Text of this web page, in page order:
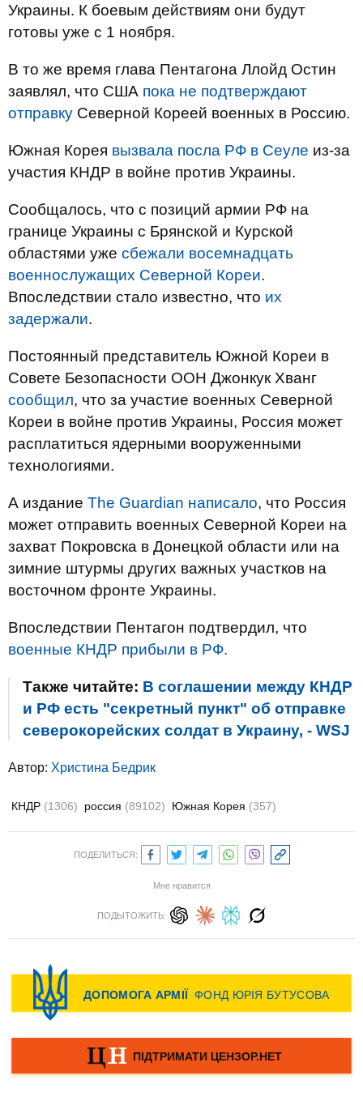
Украины. К боевым действиям они будут
готовы уже с 1 ноября.
В то же время глава Пентагона Ллойд Остин
заявлял, что США пока не подтверждают
отправку Северной Кореей военных в Россию.
Южная Корея вызвала посла РФ в Сеуле из-за
участия КНДР в войне против Украины.
Сообщалось, что с позиций армии РФ на
границе Украины с Брянской и Курской
областями уже сбежали восемнадцать
военнослужащих Северной Кореи.
Впоследствии стало известно, что их
задержали.
Постоянный представитель Южной Кореи в
Совете Безопасности ООН Джонкук Хванг
сообщил, что за участие военных Северной
Кореи в войне против Украины, Россия может
расплатиться ядерными вооруженными
технологиями.
А издание The Guardian написало, что Россия
может отправить военных Северной Кореи на
захват Покровска в Донецкой области или на
зимние штурмы других важных участков на
восточном фронте Украины.
Впоследствии Пентагон подтвердил, что
военные КНДР прибыли в РФ.
Также читайте: В соглашении между КНДР
и РФ есть "секретный пункт" об отправке
северокорейских солдат в Украину, - WSJ
Автор: Христина Бедрик
КНДР (1306) россия (89102) Южная Корея (357)
ПОДЕЛИТЬСЯ:
Мне нравится
ПОДЫТОЖИТЬ: